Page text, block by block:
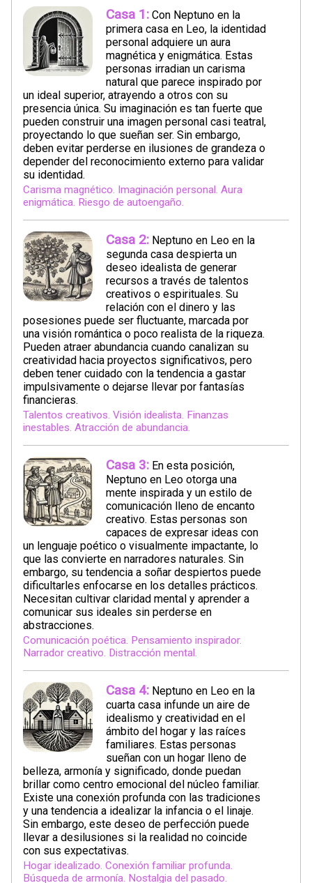
Casa 1: Con Neptuno en la
primera casa en Leo, la identidad
personal adquiere un aura
magnética y enigmática. Estas
personas irradian un carisma
natural que parece inspirado por
un ideal superior, atrayendo a otros con su
presencia única. Su imaginación es tan fuerte que
pueden construir una imagen personal casi teatral,
proyectando lo que sueñan ser. Sin embargo,
deben evitar perderse en ilusiones de grandeza o
depender del reconocimiento externo para validar
su identidad.
Carisma magnético. Imaginación personal. Aura
enigmática. Riesgo de autoengaño.
Casa 2: Neptuno en Leo en la
segunda casa despierta un
deseo idealista de generar
recursos a través de talentos
creativos o espirituales. Su
relación con el dinero y las
posesiones puede ser fluctuante, marcada por
una visión romántica o poco realista de la riqueza.
Pueden atraer abundancia cuando canalizan su
creatividad hacia proyectos significativos, pero
deben tener cuidado con la tendencia a gastar
impulsivamente o dejarse llevar por fantasías
financieras.
Talentos creativos. Visión idealista. Finanzas
inestables. Atracción de abundancia.
Casa 3: En esta posición,
Neptuno en Leo otorga una
mente inspirada y un estilo de
comunicación lleno de encanto
creativo. Estas personas son
capaces de expresar ideas con
un lenguaje poético o visualmente impactante, lo
que las convierte en narradores naturales. Sin
embargo, su tendencia a soñar despiertos puede
dificultarles enfocarse en los detalles prácticos.
Necesitan cultivar claridad mental y aprender a
comunicar sus ideales sin perderse en
abstracciones.
Comunicación poética. Pensamiento inspirador.
Narrador creativo. Distracción mental.
Casa 4: Neptuno en Leo en la
cuarta casa infunde un aire de
idealismo y creatividad en el
ámbito del hogar y las raíces
familiares. Estas personas
sueñan con un hogar lleno de
belleza, armonía y significado, donde puedan
brillar como centro emocional del núcleo familiar.
Existe una conexión profunda con las tradiciones
y una tendencia a idealizar la infancia o el linaje.
Sin embargo, este deseo de perfección puede
llevar a desilusiones si la realidad no coincide
con sus expectativas.
Hogar idealizado. Conexión familiar profunda.
Búsqueda de armonía. Nostalgia del pasado.